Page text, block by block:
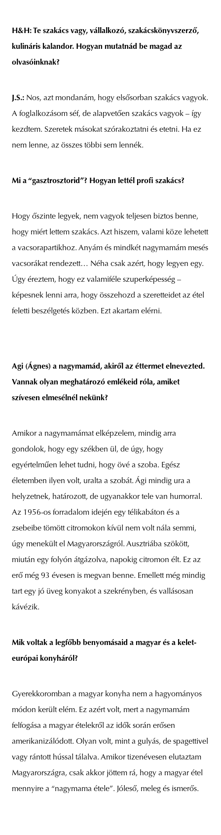
H&H: Te szakács vagy, vállalkozó, szakácskönyvszerző,
kulináris kalandor. Hogyan mutatnád be magad az
olvasóinknak?
J.S.: Nos, azt mondanám, hogy elsősorban szakács vagyok.
A foglalkozásom séf, de alapvetően szakács vagyok – így
kezdtem. Szeretek másokat szórakoztatni és etetni. Ha ez
nem lenne, az összes többi sem lennék.
Mi a “gasztrosztorid”? Hogyan lettél profi szakács?
Hogy őszinte legyek, nem vagyok teljesen biztos benne,
hogy miért lettem szakács. Azt hiszem, valami köze lehetett
a vacsorapartikhoz. Anyám és mindkét nagymamám mesés
vacsorákat rendezett… Néha csak azért, hogy legyen egy.
Úgy éreztem, hogy ez valamiféle szuperképesség –
képesnek lenni arra, hogy összehozd a szeretteidet az étel
feletti beszélgetés közben. Ezt akartam elérni.
Agi (Ágnes) a nagymamád, akiről az éttermet elnevezted.
Vannak olyan meghatározó emlékeid róla, amiket
szívesen elmesélnél nekünk?
Amikor a nagymamámat elképzelem, mindig arra
gondolok, hogy egy székben ül, de úgy, hogy
egyértelműen lehet tudni, hogy övé a szoba. Egész
életemben ilyen volt, uralta a szobát. Ági mindig ura a
helyzetnek, határozott, de ugyanakkor tele van humorral.
Az 1956-os forradalom idején egy télikabáton és a
zsebeibe tömött citromokon kívül nem volt nála semmi,
úgy menekült el Magyarországról. Ausztriába szökött,
miután egy folyón átgázolva, napokig citromon élt. Ez az
erő még 93 évesen is megvan benne. Emellett még mindig
tart egy jó üveg konyakot a szekrényben, és vallásosan
kávézik.
Mik voltak a legfőbb benyomásaid a magyar és a kelet-
európai konyháról?
Gyerekkoromban a magyar konyha nem a hagyományos
módon került elém. Ez azért volt, mert a nagymamám
felfogása a magyar ételekről az idők során erősen
amerikanizálódott. Olyan volt, mint a gulyás, de spagettivel
vagy rántott hússal tálalva. Amikor tizenévesen elutaztam
Magyarországra, csak akkor jöttem rá, hogy a magyar étel
mennyire a “nagymama étele”. Jóleső, meleg és ismerős.